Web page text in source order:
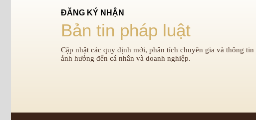
ĐĂNG KÝ NHẬN
Bản tin pháp luật
Cập nhật các quy định mới, phân tích chuyên gia và thông
ảnh hưởng đến cá nhân và doanh nghiệp.